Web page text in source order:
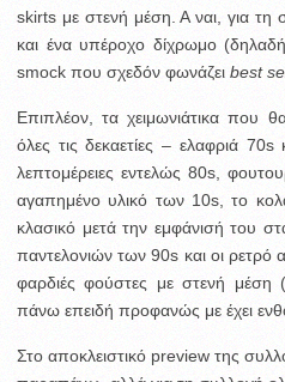
skirts με στενή μέση. Α ναι, για τη
και ένα υπέροχο δίχρωμο
smock που σχεδόν φωνάζει best
Επιπλέον, τα χειμωνιάτικα που
όλες τις δεκαετίες – ελαφριά
λεπτομέρειες εντελώς 80s,
αγαπημένο υλικό των 10s, το
κλασικό μετά την εμφάνισή του
παντελονιών των 90s και οι ρετρό
φαρδιές φούστες με στενή μέση
πάνω επειδή προφανώς με έχει
Στο αποκλειστικό preview της